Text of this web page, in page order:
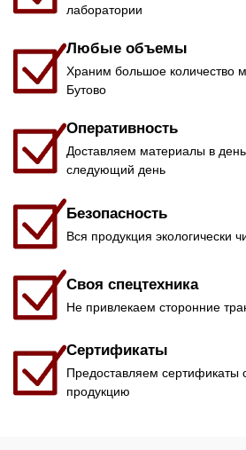
лаборатории
Любые объемы
Храним большое количество
Бутово
Оперативность
Доставляем материалы в
следующий день
Безопасность
Вся продукция экологически
Своя спецтехника
Не привлекаем сторонние
Сертификаты
Предоставляем сертификаты
продукцию